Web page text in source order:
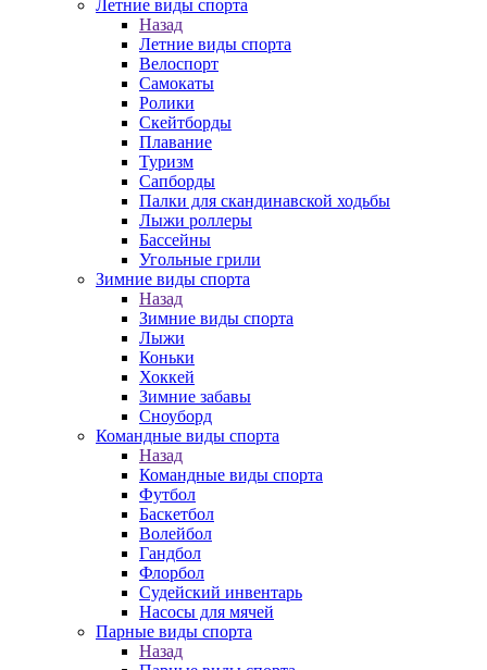
Летние виды спорта
Назад
Летние виды спорта
Велоспорт
Самокаты
Ролики
Скейтборды
Плавание
Туризм
Сапборды
Палки для скандинавской ходьбы
Лыжи роллеры
Бассейны
Угольные грили
Зимние виды спорта
Назад
Зимние виды спорта
Лыжи
Коньки
Хоккей
Зимние забавы
Сноуборд
Командные виды спорта
Назад
Командные виды спорта
Футбол
Баскетбол
Волейбол
Гандбол
Флорбол
Судейский инвентарь
Насосы для мячей
Парные виды спорта
Назад